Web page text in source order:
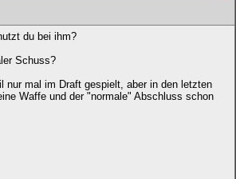
du bei ihm?
Schuss?
nur mal im Draft gespielt, aber in den letzten
Waffe und der "normale" Abschluss schon